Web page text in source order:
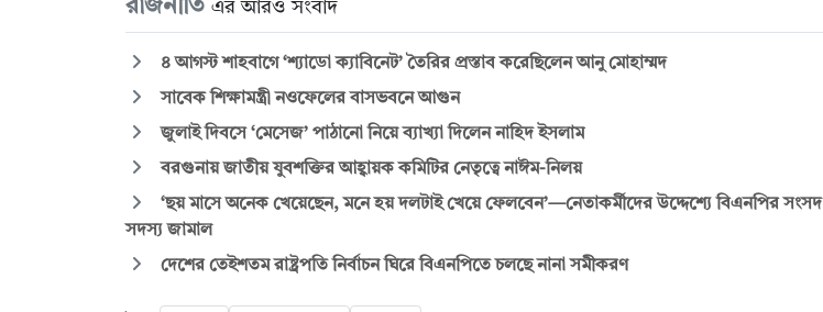
রাজনীতি এর আরও সংবাদ
৪ আগস্ট শাহবাগে ‘শ্যাডো ক্যাবিনেট’ তৈরির প্রস্তাব করেছিলেন আনু মোহাম্মদ
সাবেক শিক্ষামন্ত্রী নওফেলের বাসভবনে আগুন
জুলাই দিবসে ‘মেসেজ’ পাঠানো নিয়ে ব্যাখ্যা দিলেন নাহিদ ইসলাম
বরগুনায় জাতীয় যুবশক্তির আহ্বায়ক কমিটির নেতৃত্বে নাঈম-নিলয়
‘ছয় মাসে অনেক খেয়েছেন, মনে হয় দলটাই খেয়ে ফেলবেন’—নেতাকর্মীদের উদ্দেশ্যে বিএনপির সংসদ
সদস্য জামাল
দেশের তেইশতম রাষ্ট্রপতি নির্বাচন ঘিরে বিএনপিতে চলছে নানা সমীকরণ